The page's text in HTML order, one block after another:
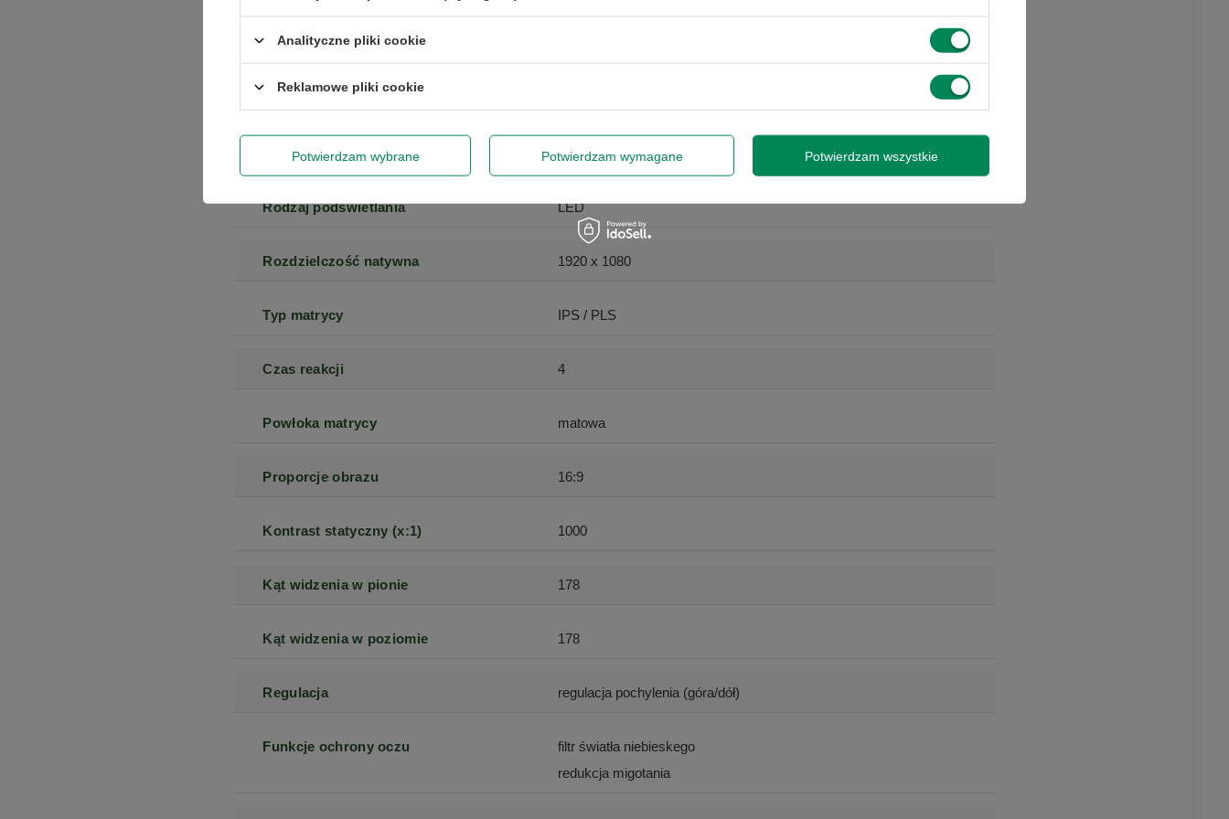
Przekątna ekranu 60.5
Rodzaj podświetlania LED
Rozdzielczość natywna 1920 x 1080
Typ matrycy IPS / PLS
Czas reakcji 4
Powłoka matrycy matowa
Proporcje obrazu 16:9
Kontrast statyczny (x:1) 1000
Kąt widzenia w pionie 178
Kąt widzenia w poziomie 178
Regulacja regulacja pochylenia (góra/dół)
Funkcje ochrony oczu
filtr światła niebieskego
redukcja migotania
Analityczne pliki cookie
Reklamowe pliki cookie
Potwierdzam wybrane Potwierdzam wymagane Potwierdzam wszystkie